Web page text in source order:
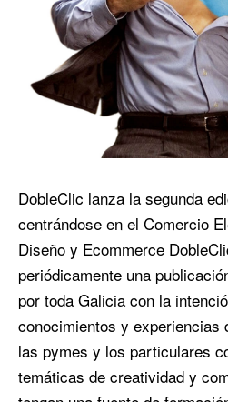
DobleClic lanza la segunda
centrándose en el Comercio
Diseño y Ecommerce
periódicamente una
por toda Galicia con la
conocimientos y experiencias
las pymes y los particulares
temáticas de creatividad y